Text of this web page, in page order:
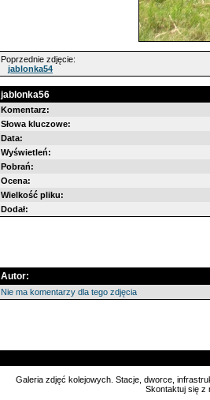
Poprzednie zdjęcie:
jablonka54
jablonka56
Komentarz:
Słowa kluczowe:
Data:
Wyświetleń:
Pobrań:
Ocena:
Wielkość pliku:
Dodał:
Autor:
Nie ma komentarzy dla tego zdjęcia
Galeria zdjęć kolejowych. Stacje, dworce,
Skontaktuj się z